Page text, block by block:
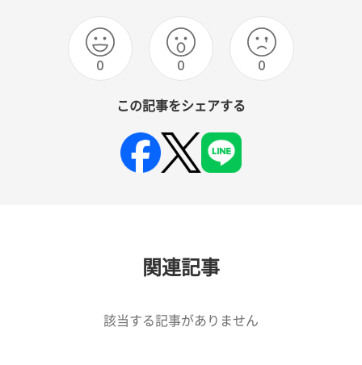
0 0 0
この記事をシェアする
関連記事
該当する記事がありません